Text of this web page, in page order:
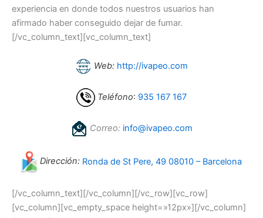
experiencia en donde todos nuestros usuarios han
afirmado haber conseguido dejar de fumar.
[/vc_column_text][vc_column_text]
Web: http://ivapeo.com
Teléfono: 935 167 167
Correo: info@ivapeo.com
Dirección: Ronda de St Pere, 49 08010 – Barcelona
[/vc_column_text][/vc_column][/vc_row][vc_row]
[vc_column][vc_empty_space height=»12px»][/vc_column]